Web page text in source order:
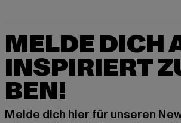
MELDE DICH
INSPIRIERT
BEN!
Melde dich hier für unseren